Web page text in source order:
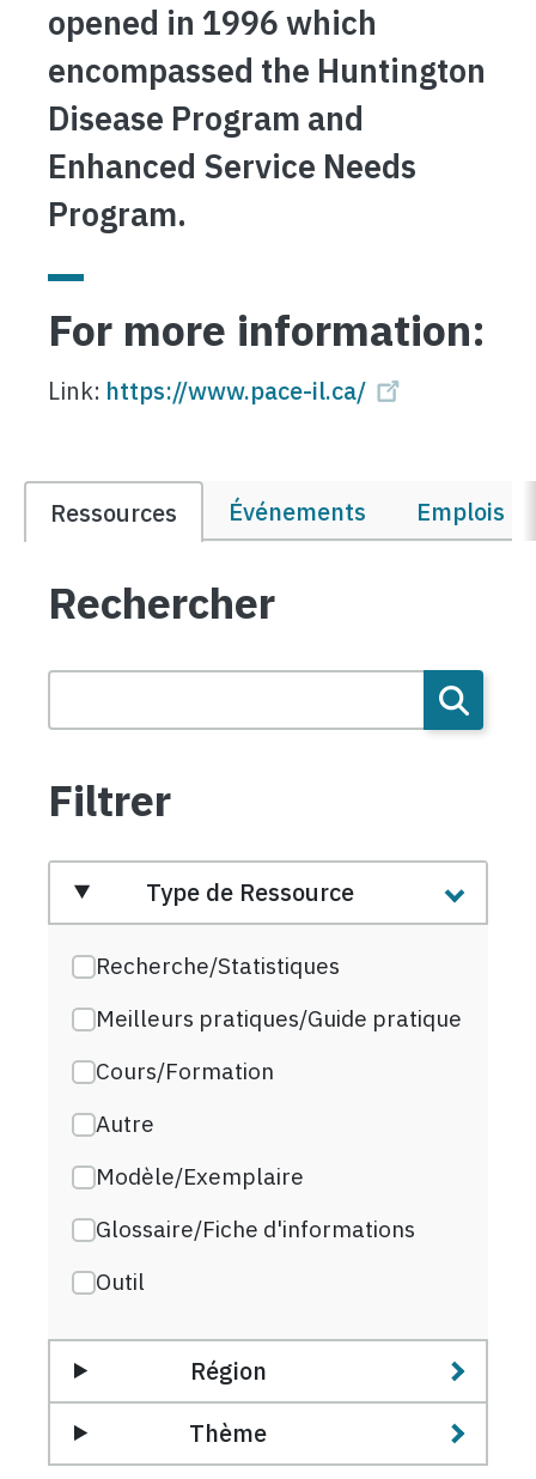
opened in 1996 which
encompassed the Huntington
Disease Program and
Enhanced Service Needs
Program.
For more information:
Link: https://www.pace-il.ca/
Ressources Événements Emplois
Rechercher
Filtrer
Type de Ressource
Recherche/Statistiques
Meilleurs pratiques/Guide pratique
Cours/Formation
Autre
Modèle/Exemplaire
Glossaire/Fiche d'informations
Outil
Région
Thème